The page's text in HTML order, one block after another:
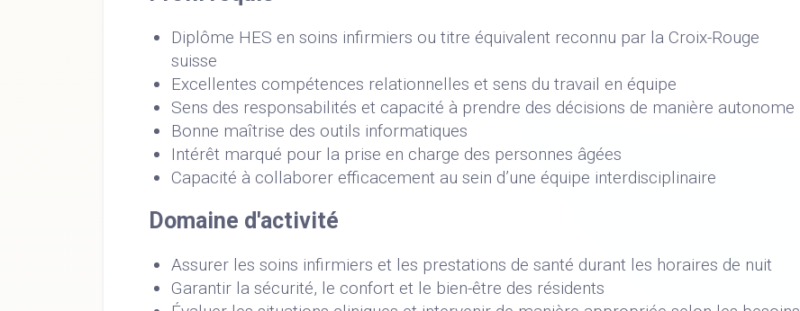
Diplôme HES en soins infirmiers ou titre équivalent reconnu par la Croix-Rouge
suisse
Excellentes compétences relationnelles et sens du travail en équipe
Sens des responsabilités et capacité à prendre des décisions de manière autonome
Bonne maîtrise des outils informatiques
Intérêt marqué pour la prise en charge des personnes âgées
Capacité à collaborer efficacement au sein d’une équipe interdisciplinaire
Domaine d'activité
Assurer les soins infirmiers et les prestations de santé durant les horaires de nuit
Garantir la sécurité, le confort et le bien-être des résidents